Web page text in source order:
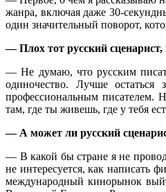
жанра, включая даже 30-
один значительный поворот,
— Плох тот русский
— Не думаю, что русским
одиночество. Лучше остаться
профессиональным писателем.
там, где ты живешь, где у тебя
— А может ли русский
— В какой бы стране я не
не интересуется, как написать
международный кинорынок